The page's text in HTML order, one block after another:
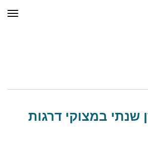
שנתי במצוקי דרגות